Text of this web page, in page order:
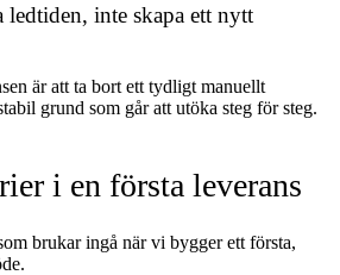
ledtiden, inte skapa ett nytt
är att ta bort ett tydligt manuellt
grund som går att utöka steg för steg.
i en första leverans
brukar ingå när vi bygger ett första,